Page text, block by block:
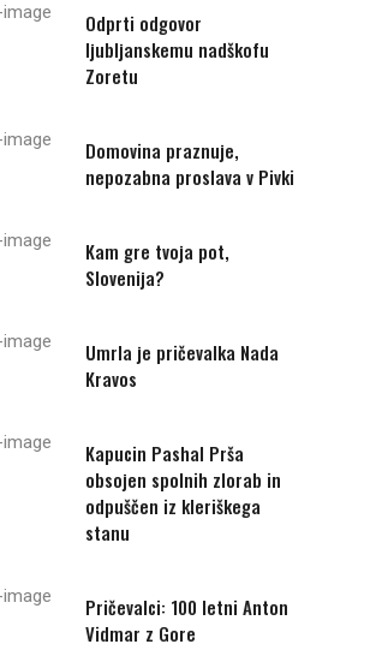
Odprti odgovor
ljubljanskemu nadškofu
Zoretu
Domovina praznuje,
nepozabna proslava v Pivki
Kam gre tvoja pot,
Slovenija?
Umrla je pričevalka Nada
Kravos
Kapucin Pashal Prša
obsojen spolnih zlorab in
odpuščen iz kleriškega
stanu
Pričevalci: 100 letni Anton
Vidmar z Gore